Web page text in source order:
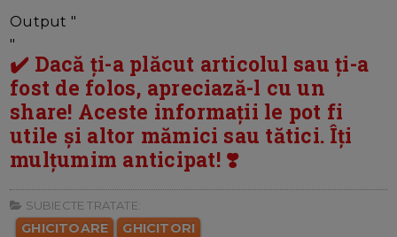
Output "
"
✔️ Dacă ți-a plăcut articolul sau ți-a
fost de folos, apreciază-l cu un
share! Aceste informații le pot fi
utile și altor mămici sau tătici. Îți
mulțumim anticipat! ❣️
SUBIECTE TRATATE:
GHICITOARE GHICITORI